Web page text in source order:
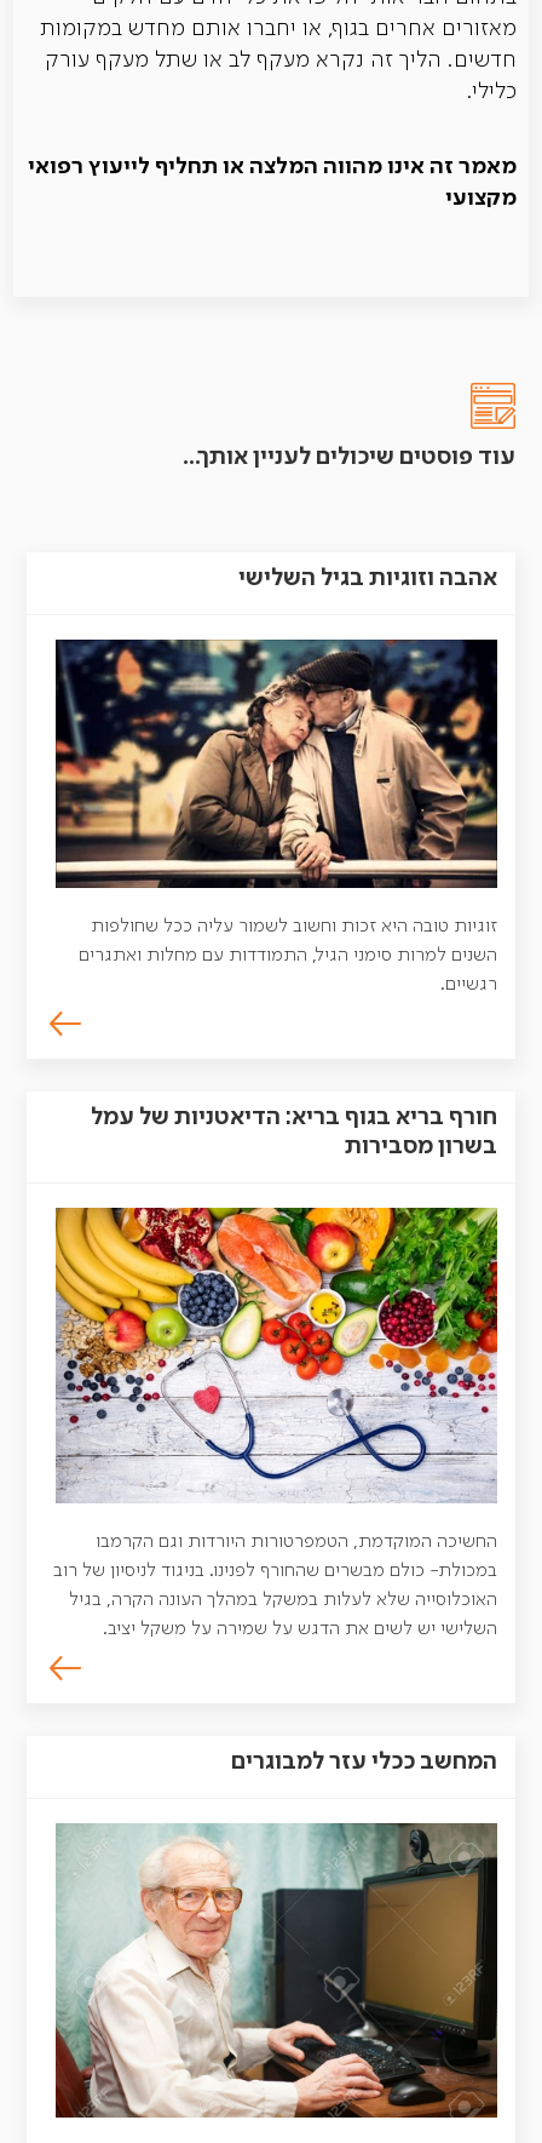
מאזורים אחרים בגוף, או יחברו אותם מחדש במקומות
חדשים. הליך זה נקרא מעקף לב או שתל מעקף עורק
כלילי.
מאמר זה אינו מהווה המלצה או תחליף לייעוץ רפואי
מקצועי
עוד פוסטים שיכולים לעניין אותך...
אהבה וזוגיות בגיל השלישי
זוגיות טובה היא זכות וחשוב לשמור עליה ככל שחולפות
השנים למרות סימני הגיל, התמודדות עם מחלות ואתגרים
רגשיים.
חורף בריא בגוף בריא: הדיאטניות של עמל
בשרון מסבירות
החשיכה המוקדמת, הטמפרטורות היורדות וגם הקרמבו
במכולת- כולם מבשרים שהחורף לפנינו. בניגוד לניסיון של רוב
האוכלוסייה שלא לעלות במשקל במהלך העונה הקרה, בגיל
השלישי יש לשים את הדגש על שמירה על משקל יציב.
המחשב ככלי עזר למבוגרים